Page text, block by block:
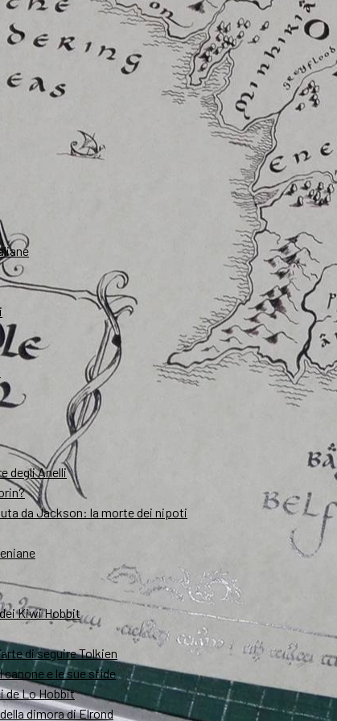
degli Anelli
da Jackson: la morte dei nipoti
Kiwi Hobbit
di seguire Tolkien
e le sue sfide
de Lo Hobbit
dimora di Elrond